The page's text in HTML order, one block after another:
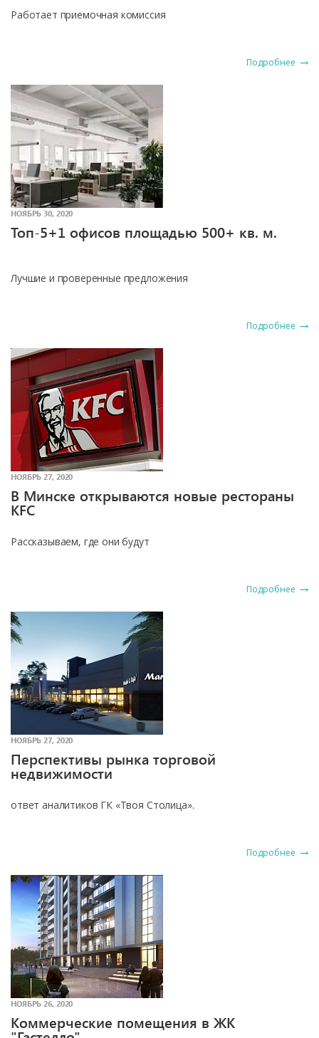
Работает приемочная комиссия
Подробнее
НОЯБРЬ 30, 2020
Топ-5+1 офисов площадью 500+ кв. м.
Лучшие и проверенные предложения
Подробнее
НОЯБРЬ 27, 2020
В Минске открываются новые рестораны
KFC
Рассказываем, где они будут
Подробнее
НОЯБРЬ 27, 2020
Перспективы рынка торговой
недвижимости
ответ аналитиков ГК «Твоя Столица».
Подробнее
НОЯБРЬ 26, 2020
Коммерческие помещения в ЖК